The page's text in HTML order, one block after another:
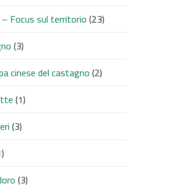
Focus sul territorio (23)
(3)
cinese del castagno (2)
(1)
(3)
(3)